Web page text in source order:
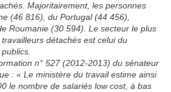
Majoritairement, les personnes
(46 816), du Portugal (44 456),
Roumanie (30 594). Le secteur le plus
détachés est celui du
n° 527 (2012-2013) du sénateur
: « Le ministère du travail estime ainsi
le nombre de salariés low cost, à bas